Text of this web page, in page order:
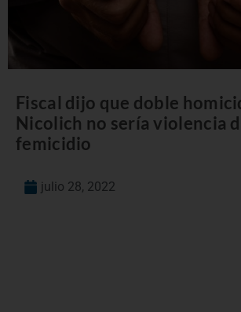
Fiscal dijo que doble
Nicolich no sería violencia
femicidio
julio 28, 2022